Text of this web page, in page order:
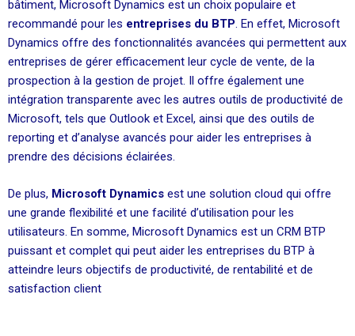
bâtiment, Microsoft Dynamics est un choix populaire et
recommandé pour les entreprises du BTP. En effet, Microsoft
Dynamics offre des fonctionnalités avancées qui permettent aux
entreprises de gérer efficacement leur cycle de vente, de la
prospection à la gestion de projet. Il offre également une
intégration transparente avec les autres outils de productivité de
Microsoft, tels que Outlook et Excel, ainsi que des outils de
reporting et d’analyse avancés pour aider les entreprises à
prendre des décisions éclairées.
De plus, Microsoft Dynamics est une solution cloud qui offre
une grande flexibilité et une facilité d’utilisation pour les
utilisateurs. En somme, Microsoft Dynamics est un CRM BTP
puissant et complet qui peut aider les entreprises du BTP à
atteindre leurs objectifs de productivité, de rentabilité et de
satisfaction client